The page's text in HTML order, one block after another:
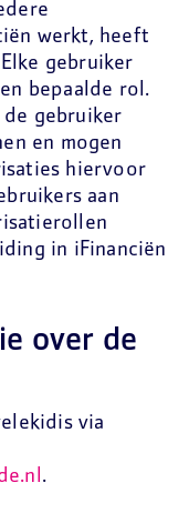
werkt, heeft
gebruiker
bepaalde rol.
gebruiker
en mogen
hiervoor
aan
in iFinanciën
over de
via
.